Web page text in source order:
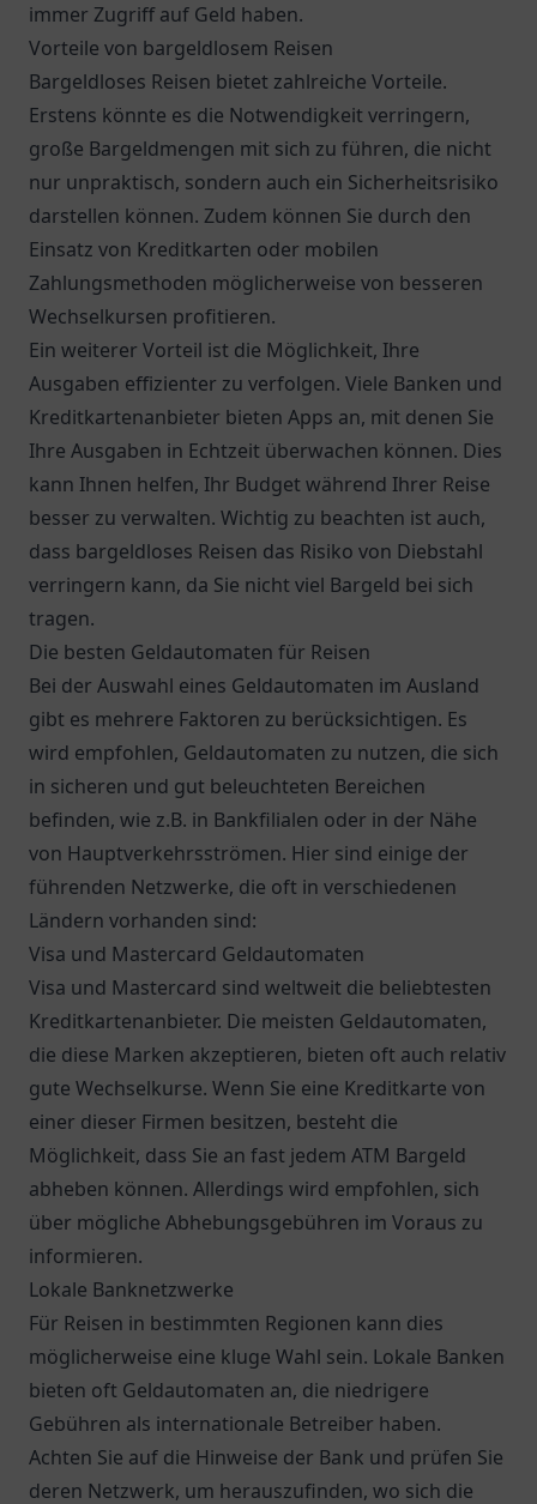
immer Zugriff auf Geld haben.
Vorteile von bargeldlosem Reisen
Bargeldloses Reisen bietet zahlreiche Vorteile.
Erstens könnte es die Notwendigkeit verringern,
große Bargeldmengen mit sich zu führen, die nicht
nur unpraktisch, sondern auch ein Sicherheitsrisiko
darstellen können. Zudem können Sie durch den
Einsatz von Kreditkarten oder mobilen
Zahlungsmethoden möglicherweise von besseren
Wechselkursen profitieren.
Ein weiterer Vorteil ist die Möglichkeit, Ihre
Ausgaben effizienter zu verfolgen. Viele Banken und
Kreditkartenanbieter bieten Apps an, mit denen Sie
Ihre Ausgaben in Echtzeit überwachen können. Dies
kann Ihnen helfen, Ihr Budget während Ihrer Reise
besser zu verwalten. Wichtig zu beachten ist auch,
dass bargeldloses Reisen das Risiko von Diebstahl
verringern kann, da Sie nicht viel Bargeld bei sich
tragen.
Die besten Geldautomaten für Reisen
Bei der Auswahl eines Geldautomaten im Ausland
gibt es mehrere Faktoren zu berücksichtigen. Es
wird empfohlen, Geldautomaten zu nutzen, die sich
in sicheren und gut beleuchteten Bereichen
befinden, wie z.B. in Bankfilialen oder in der Nähe
von Hauptverkehrsströmen. Hier sind einige der
führenden Netzwerke, die oft in verschiedenen
Ländern vorhanden sind:
Visa und Mastercard Geldautomaten
Visa und Mastercard sind weltweit die beliebtesten
Kreditkartenanbieter. Die meisten Geldautomaten,
die diese Marken akzeptieren, bieten oft auch relativ
gute Wechselkurse. Wenn Sie eine Kreditkarte von
einer dieser Firmen besitzen, besteht die
Möglichkeit, dass Sie an fast jedem ATM Bargeld
abheben können. Allerdings wird empfohlen, sich
über mögliche Abhebungsgebühren im Voraus zu
informieren.
Lokale Banknetzwerke
Für Reisen in bestimmten Regionen kann dies
möglicherweise eine kluge Wahl sein. Lokale Banken
bieten oft Geldautomaten an, die niedrigere
Gebühren als internationale Betreiber haben.
Achten Sie auf die Hinweise der Bank und prüfen Sie
deren Netzwerk, um herauszufinden, wo sich die